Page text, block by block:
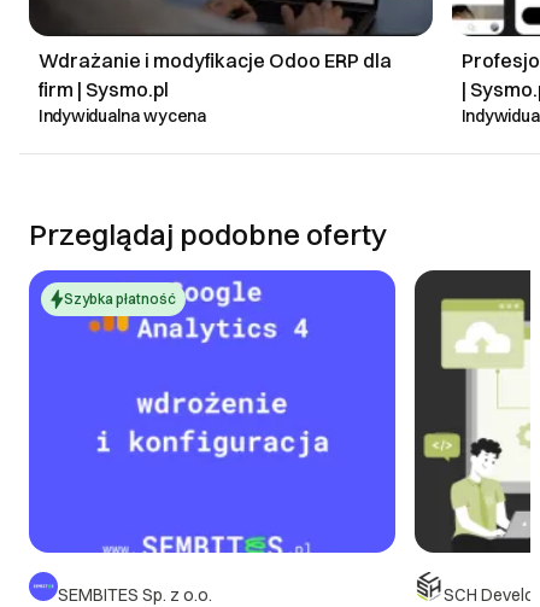
Wdrażanie i modyfikacje Odoo ERP dla
firm | Sysmo.pl
Indywidualna wycena
|
Przeglądaj podobne oferty
Szybka płatność
SEMBITES Sp. z o.o. SCH